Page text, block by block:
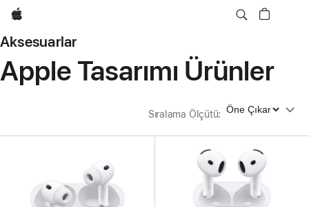
wzlhp
Aksesuarlar
Apple Tasarımı Ürünler
Sıralama Ölçütü: Sıralama Ölçütü